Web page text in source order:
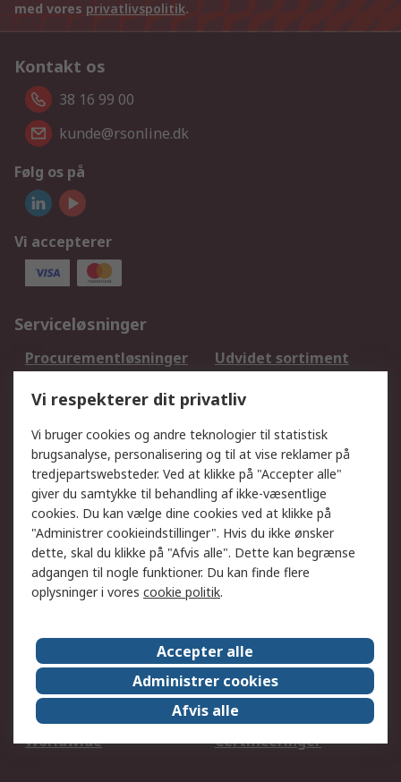
med vores privatlivspolitik.
Kontakt os
38 16 99 00
kunde@rsonline.dk
Følg os på
Vi accepterer
Serviceløsninger
Procurementløsninger
Udvidet sortiment
DesignSpark
Teknisk Support
Dit lokale salgsteam
Eksportløsninger
Support
Få hjælp
Returnering
Levering
Spor min ordre
Fakturakopi
Betalingsmuligheder
Fordele med Mit RS
Okdo
Om RS
Salgsbetingelser
Det juridiske
Pressecenter
Job hos RS
ESG
Worldwide
Certificeringer
Vi respekterer dit privatliv
Vi bruger cookies og andre teknologier til statistisk
brugsanalyse, personalisering og til at vise reklamer på
tredjepartswebsteder. Ved at klikke på "Accepter alle"
giver du samtykke til behandling af ikke-væsentlige
cookies. Du kan vælge dine cookies ved at klikke på
"Administrer cookieindstillinger". Hvis du ikke ønsker
dette, skal du klikke på "Afvis alle". Dette kan begrænse
adgangen til nogle funktioner. Du kan finde flere
oplysninger i vores cookie politik.
Accepter alle
Administrer cookies
Afvis alle